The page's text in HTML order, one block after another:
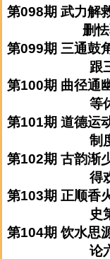
第098期 武力解
删
第099期 三通鼓
跟
第100期 曲径通
等
第101期 道德运
制
第102期 古韵渐
得
第103期 正顺香
史
第104期 饮水思
论